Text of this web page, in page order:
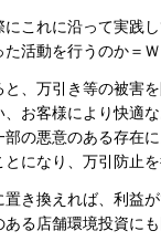
これに沿って実践
活動を行うのか＝
、万引き等の被害
お客様により快適
の悪意のある存在
になり、万引防止
き換えれば、利益
る店舗環境投資にも